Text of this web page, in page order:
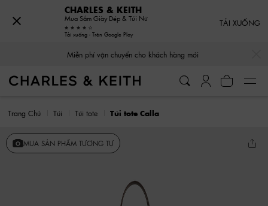
Miễn phí vận chuyển cho khách hàng mới
Trang Chủ Túi Túi tote Túi tote Calla
MUA SẢN PHẨM TƯƠNG TỰ
CHARLES & KEITH
Mua Sắm Giày Dép & Túi Nữ
Tải xuống - Trên Google Play
TẢI XUỐNG